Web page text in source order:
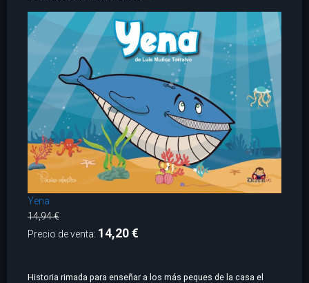
Yena
14,94 €
Precio de venta: 14,20 €
Historia rimada para enseñar a los más peques de la casa el